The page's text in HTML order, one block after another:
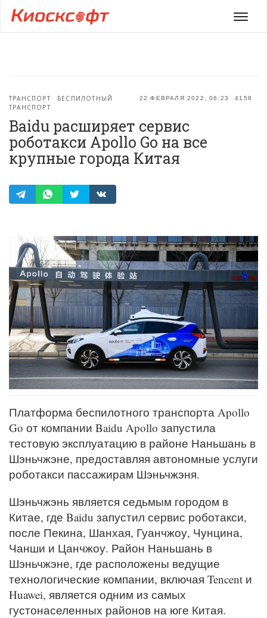
Меню
22 ФЕВРАЛЯ 2022, 06:23 4158
ТРАНСПОРТ
БЕСПИЛОТНЫЙ
ТРАНСПОРТ
Baidu расширяет сервис
роботакси Apollo Go на все
крупные города Китая
Платформа беспилотного транспорта Apollo
Go от компании Baidu Apollo запустила
тестовую эксплуатацию в районе Наньшань в
Шэньчжэне, предоставляя автономные услуги
роботакси пассажирам Шэньчжэня.
Шэньчжэнь является седьмым городом в
Китае, где Baidu запустил сервис роботакси,
после Пекина, Шанхая, Гуанчжоу, Чунцина,
Чанши и Цанчжоу. Район Наньшань в
Шэньчжэне, где расположены ведущие
технологические компании, включая Tencent и
Huawei, является одним из самых
густонаселенных районов на юге Китая.